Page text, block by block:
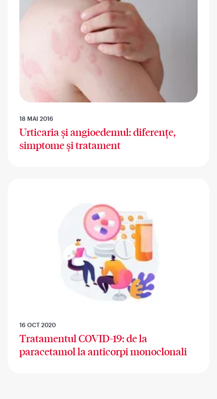
18 MAI 2016
Urticaria și angioedemul: diferențe,
simptome și tratament
16 OCT 2020
Tratamentul COVID-19: de la
paracetamol la anticorpi monoclonali